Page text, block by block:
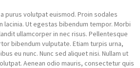
purus volutpat euismod. Proin sodales
lacinia. Ut egestas bibendum tempor. Morbi
ullamcorper in nec risus. Pellentesque
bibendum vulputate. Etiam turpis urna,
eu nunc. Nunc sed aliquet nisi. Nullam ut
Aenean odio mauris, consectetur quis